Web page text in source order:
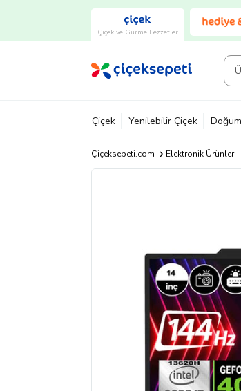
Çiçek ve Gurme Lezzetler
Çiçek Yenilebilir Çiçek
Çiçeksepeti.com Elektronik Ürünler